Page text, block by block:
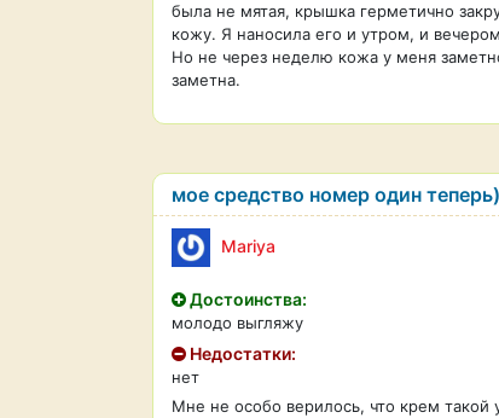
была не мятая, крышка герметично
кожу. Я наносила его и утром, и
Но не через неделю кожа у меня
заметна.
мое средство номер один теперь)
Mariya
Достоинства:
молодо выгляжу
Недостатки:
нет
Мне не особо верилось, что крем